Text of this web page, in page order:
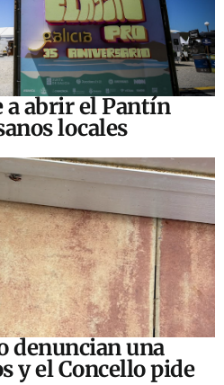
a abrir el Pantín
locales
denuncian una
y el Concello pide